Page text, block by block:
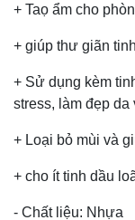
+ Taọ ẩm cho
+ giúp thư giãn
+ Sử dụng kèm
stress, làm đẹp
+ Loại bỏ mùi và
+ cho ít tinh dầu
- Chất liệu: Nhựa